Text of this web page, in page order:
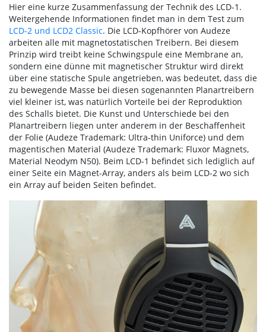
Hier eine kurze Zusammenfassung der Technik des LCD-1.
Weitergehende Informationen findet man in dem Test zum
LCD-2 und LCD2 Classic. Die LCD-Kopfhörer von Audeze
arbeiten alle mit magnetostatischen Treibern. Bei diesem
Prinzip wird treibt keine Schwingspule eine Membrane an,
sondern eine dünne mit magnetischer Struktur wird direkt
über eine statische Spule angetrieben, was bedeutet, dass die
zu bewegende Masse bei diesen sogenannten Planartreibern
viel kleiner ist, was natürlich Vorteile bei der Reproduktion
des Schalls bietet. Die Kunst und Unterschiede bei den
Planartreibern liegen unter anderem in der Beschaffenheit
der Folie (Audeze Trademark: Ultra-thin Uniforce) und dem
magentischen Material (Audeze Trademark: Fluxor Magnets,
Material Neodym N50). Beim LCD-1 befindet sich lediglich auf
einer Seite ein Magnet-Array, anders als beim LCD-2 wo sich
ein Array auf beiden Seiten befindet.